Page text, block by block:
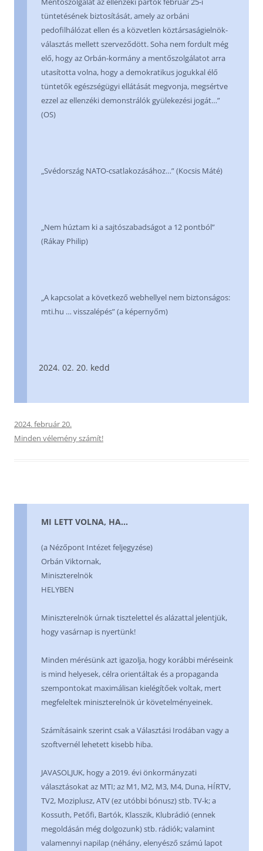
tüntetésének biztosítását, amely az orbáni
pedofilhálózat ellen és a közvetlen köztársaságielnök-
választás mellett szerveződött. Soha nem fordult még
elő, hogy az Orbán-kormány a mentőszolgálatot arra
utasította volna, hogy a demokratikus jogukkal élő
tüntetők egészségügyi ellátását megvonja, megsértve
ezzel az ellenzéki demonstrálók gyülekezési jogát…”
(OS)
„Svédország NATO-csatlakozásához…” (Kocsis Máté)
„Nem húztam ki a sajtószabadságot a 12 pontból”
(Rákay Philip)
„A kapcsolat a következő webhellyel nem biztonságos:
mti.hu … visszalépés” (a képernyőm)
02. 20. kedd
2024. február 20.
Minden vélemény számít!
MI LETT VOLNA, HA…
(a Nézőpont Intézet feljegyzése)
Orbán Viktornak,
Miniszterelnök
HELYBEN
Miniszterelnök úrnak tisztelettel és alázattal jelentjük,
hogy vasárnap is nyertünk!
Minden mérésünk azt igazolja, hogy korábbi méréseink
is mind helyesek, célra orientáltak és a propaganda
szempontokat maximálisan kielégítőek voltak, mert
megfeleltek miniszterelnök úr követelményeinek.
Számításaink szerint csak a Választási Irodában vagy a
szoftvernél lehetett kisebb hiba.
JAVASOLJUK, hogy a 2019. évi önkormányzati
választásokat az MTI; az M1, M2, M3, M4, Duna, HÍRTV,
TV2, Moziplusz, ATV (ez utóbbi bónusz) stb. TV-k; a
Kossuth, Petőfi, Bartók, Klasszik, Klubrádió (ennek
megoldásán még dolgozunk) stb. rádiók; valamint
valamennyi napilap (néhány, elenyésző számú lapot